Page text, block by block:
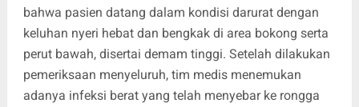
bahwa pasien datang dalam kondisi darurat dengan
keluhan nyeri hebat dan bengkak di area bokong serta
perut bawah, disertai demam tinggi. Setelah dilakukan
pemeriksaan menyeluruh, tim medis menemukan
adanya infeksi berat yang telah menyebar ke rongga